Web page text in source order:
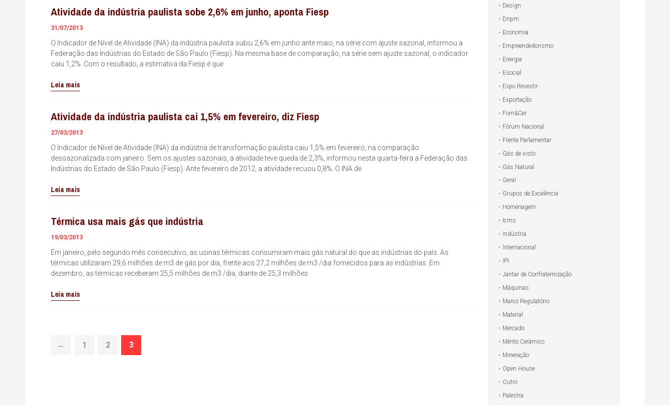
Atividade da indústria paulista sobe 2,6% em junho, aponta Fiesp
31/07/2013
O Indicador de Nível de Atividade (INA) da indústria paulista subiu 2,6% em junho ante maio, na série com ajuste sazonal, informou a
Federação das Indústrias do Estado de São Paulo (Fiesp). Na mesma base de comparação, na série sem ajuste sazonal, o indicador
caiu 1,2%. Com o resultado, a estimativa da Fiesp é que
Leia mais
Atividade da indústria paulista cai 1,5% em fevereiro, diz Fiesp
27/03/2013
O Indicador de Nível de Atividade (INA) da indústria de transformação paulista caiu 1,5% em fevereiro, na comparação
dessazonalizada com janeiro. Sem os ajustes sazonais, a atividade teve queda de 2,3%, informou nesta quarta-feira a Federação das
Indústrias do Estado de São Paulo (Fiesp). Ante fevereiro de 2012, a atividade recuou 0,8%. O INA de
Leia mais
Térmica usa mais gás que indústria
19/03/2013
Em janeiro, pelo segundo mês consecutivo, as usinas térmicas consumiram mais gás natural do que as indústrias do país. As
térmicas utilizaram 29,6 milhões de m3 de gás por dia, frente aos 27,2 milhões de m3 /dia fornecidos para as indústrias. Em
dezembro, as térmicas receberam 25,5 milhões de m3 /dia, diante de 25,3 milhões
Leia mais
← 1 2 3
Design
Dnpm
Economia
Empreendedorismo
Energia
Esocial
Expo Revestir
Exportação
Forn&Cer
Fórum Nacional
Frente Parlamentar
Gás de xisto
Gás Natural
Geral
Grupos de Excelência
Homenagem
Icms
Indústria
Internacional
IPI
Jantar de Confraternização
Máquinas
Marco Regulatório
Material
Mercado
Mérito Cerâmico
Mineração
Open House
Outro
Palestra